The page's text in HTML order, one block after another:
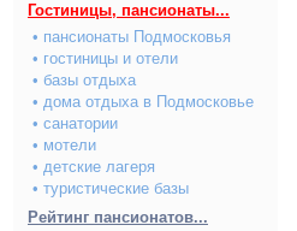
Гостиницы, пансионаты...
• пансионаты Подмосковья
• гостиницы и отели
• базы отдыха
• дома отдыха в Подмосковье
• санатории
• мотели
• детские лагеря
• туристические базы
Рейтинг пансионатов...